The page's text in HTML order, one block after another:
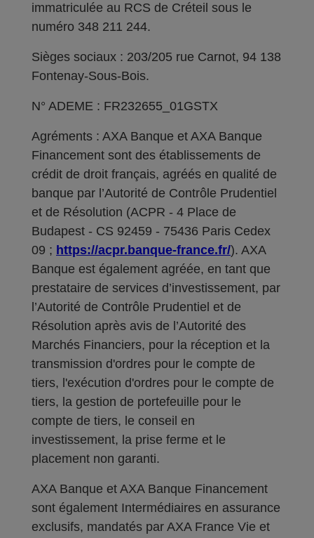
immatriculée au RCS de Créteil sous le
numéro 348 211 244.
Sièges sociaux : 203/205 rue Carnot, 94 138
Fontenay-Sous-Bois.
N° ADEME : FR232655_01GSTX
Agréments : AXA Banque et AXA Banque
Financement sont des établissements de
crédit de droit français, agréés en qualité de
banque par l’Autorité de Contrôle Prudentiel
et de Résolution (ACPR - 4 Place de
Budapest - CS 92459 - 75436 Paris Cedex
09 ; https://acpr.banque-france.fr/). AXA
Banque est également agréée, en tant que
prestataire de services d’investissement, par
l’Autorité de Contrôle Prudentiel et de
Résolution après avis de l’Autorité des
Marchés Financiers, pour la réception et la
transmission d'ordres pour le compte de
tiers, l'exécution d'ordres pour le compte de
tiers, la gestion de portefeuille pour le
compte de tiers, le conseil en
investissement, la prise ferme et le
placement non garanti.
AXA Banque et AXA Banque Financement
sont également Intermédiaires en assurance
exclusifs, mandatés par AXA France Vie et